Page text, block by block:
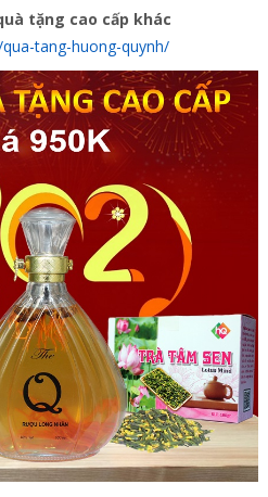
tặng cao cấp khác
tang-huong-quynh/